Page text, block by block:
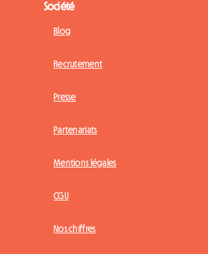
Société
Blog
Recrutement
Presse
Partenariats
Mentions légales
CGU
Nos chiffres